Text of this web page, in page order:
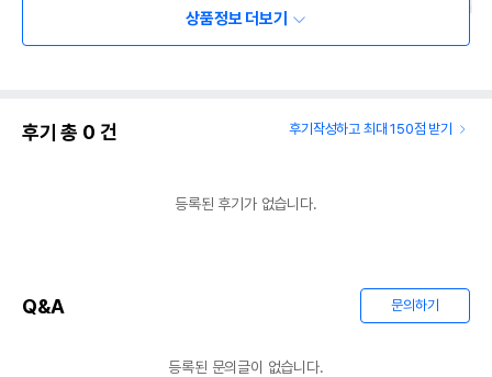
상품정보 더보기
후기 총 0 건 후기작성하고 최대 150점 받기
등록된 후기가 없습니다.
Q&A 문의하기
등록된 문의글이 없습니다.